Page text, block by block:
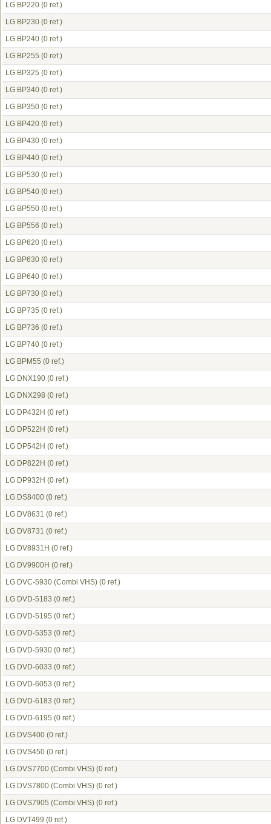
LG BP220 (0 ref.)
LG BP230 (0 ref.)
LG BP240 (0 ref.)
LG BP255 (0 ref.)
LG BP325 (0 ref.)
LG BP340 (0 ref.)
LG BP350 (0 ref.)
LG BP420 (0 ref.)
LG BP430 (0 ref.)
LG BP440 (0 ref.)
LG BP530 (0 ref.)
LG BP540 (0 ref.)
LG BP550 (0 ref.)
LG BP556 (0 ref.)
LG BP620 (0 ref.)
LG BP630 (0 ref.)
LG BP640 (0 ref.)
LG BP730 (0 ref.)
LG BP735 (0 ref.)
LG BP736 (0 ref.)
LG BP740 (0 ref.)
LG BPM55 (0 ref.)
LG DNX190 (0 ref.)
LG DNX298 (0 ref.)
LG DP432H (0 ref.)
LG DP522H (0 ref.)
LG DP542H (0 ref.)
LG DP822H (0 ref.)
LG DP932H (0 ref.)
LG DS8400 (0 ref.)
LG DV8631 (0 ref.)
LG DV8731 (0 ref.)
LG DV8931H (0 ref.)
LG DV9900H (0 ref.)
LG DVC-5930 (Combi VHS) (0 ref.)
LG DVD-5183 (0 ref.)
LG DVD-5195 (0 ref.)
LG DVD-5353 (0 ref.)
LG DVD-5930 (0 ref.)
LG DVD-6033 (0 ref.)
LG DVD-6053 (0 ref.)
LG DVD-6183 (0 ref.)
LG DVD-6195 (0 ref.)
LG DVS400 (0 ref.)
LG DVS450 (0 ref.)
LG DVS7700 (Combi VHS) (0 ref.)
LG DVS7800 (Combi VHS) (0 ref.)
LG DVS7905 (Combi VHS) (0 ref.)
LG DVT499 (0 ref.)